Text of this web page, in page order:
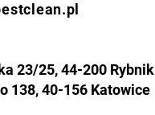
23/25, 44-200 Rybnik
138, 40-156 Katowice